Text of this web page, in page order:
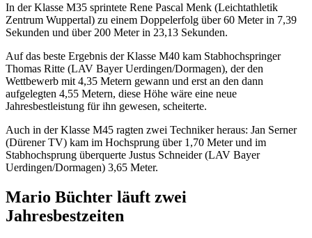
In der Klasse M35 sprintete Rene Pascal Menk (Leichtathletik
Zentrum Wuppertal) zu einem Doppelerfolg über 60 Meter in 7,39
Sekunden und über 200 Meter in 23,13 Sekunden.
Auf das beste Ergebnis der Klasse M40 kam Stabhochspringer
Thomas Ritte (LAV Bayer Uerdingen/Dormagen), der den
Wettbewerb mit 4,35 Metern gewann und erst an den dann
aufgelegten 4,55 Metern, diese Höhe wäre eine neue
Jahresbestleistung für ihn gewesen, scheiterte.
Auch in der Klasse M45 ragten zwei Techniker heraus: Jan Serner
(Dürener TV) kam im Hochsprung über 1,70 Meter und im
Stabhochsprung überquerte Justus Schneider (LAV Bayer
Uerdingen/Dormagen) 3,65 Meter.
Mario Büchter läuft zwei
Jahresbestzeiten